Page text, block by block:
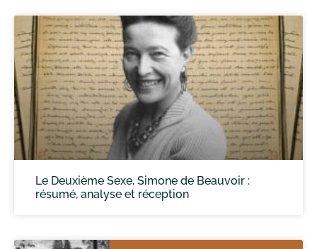
Le Deuxième Sexe, Simone de Beauvoir :
résumé, analyse et réception